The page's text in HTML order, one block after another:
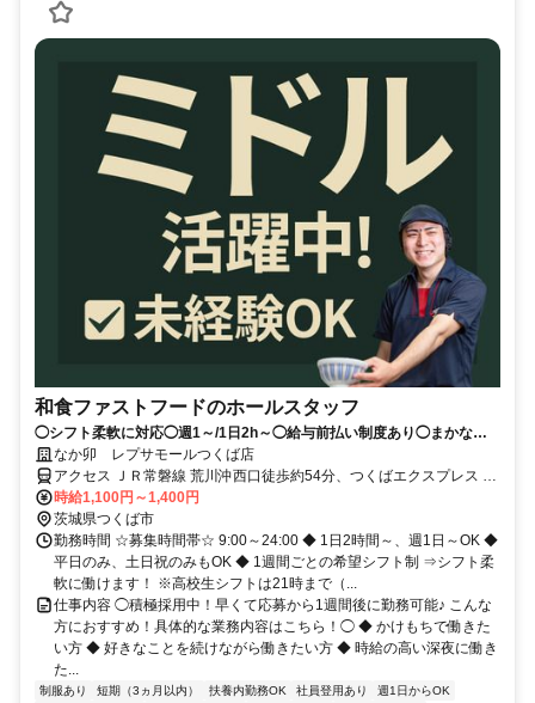
和食ファストフードのホールスタッフ
◯シフト柔軟に対応◯週1～/1日2h～◯給与前払い制度あり◯まかない
（食事補助）あり
なか卯 レプサモールつくば店
アクセス ＪＲ常磐線 荒川沖西口徒歩約54分、つくばエクスプレス つ
くばA4口徒歩約64分、連絡バス つくば徒歩約66分
時給1,100円～1,400円
茨城県つくば市
勤務時間 ☆募集時間帯☆ 9:00～24:00 ◆ 1日2時間～、週1日～OK ◆
平日のみ、土日祝のみもOK ◆ 1週間ごとの希望シフト制 ⇒シフト柔
軟に働けます！ ※高校生シフトは21時まで（...
仕事内容 ◯積極採用中！早くて応募から1週間後に勤務可能♪ こんな
方におすすめ！具体的な業務内容はこちら！◯ ◆ かけもちで働きた
い方 ◆ 好きなことを続けながら働きたい方 ◆ 時給の高い深夜に働き
た...
制服あり 短期（3ヵ月以内） 扶養内勤務OK 社員登用あり
週1日からOK